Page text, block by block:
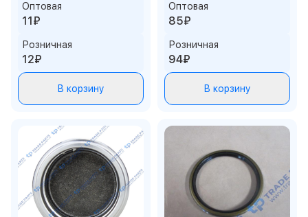
Оптовая
11₽
Розничная
12₽
В корзину
Оптовая
85₽
Розничная
94₽
В корзину